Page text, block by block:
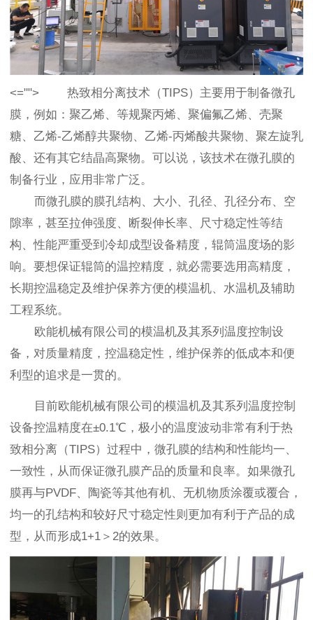
<=""> 热致相分离技术（TIPS）主要用于制备微孔
膜，例如：聚乙烯、等规聚丙烯、聚偏氟乙烯、壳聚
糖、乙烯-乙烯醇共聚物、乙烯-丙烯酸共聚物、聚左旋乳
酸、还有其它结晶高聚物。可以说，该技术在微孔膜的
制备行业，应用非常广泛。
而微孔膜的膜孔结构、大小、孔径、孔径分布、空
隙率，甚至拉伸强度、断裂伸长率、尺寸稳定性等结
构、性能严重受到冷却成型设备精度，辊筒温度场的影
响。要想保证辊筒的温控精度，就必需要选用高精度，
长期控温稳定及维护保养方便的模温机、水温机及辅助
工程系统。
欧能机械有限公司的模温机及其系列温度控制设
备，对质量精度，控温稳定性，维护保养的低成本和便
利型的追求是一贯的。
目前欧能机械有限公司的模温机及其系列温度控制
设备控温精度在±0.1℃，极小的温度波动非常有利于热
致相分离（TIPS）过程中，微孔膜的结构和性能均一、
一致性，从而保证微孔膜产品的质量和良率。如果微孔
膜再与PVDF、陶瓷等其他有机、无机物质涂覆或覆合，
均一的孔结构和较好尺寸稳定性则更加有利于产品的成
型，从而形成1+1＞2的效果。